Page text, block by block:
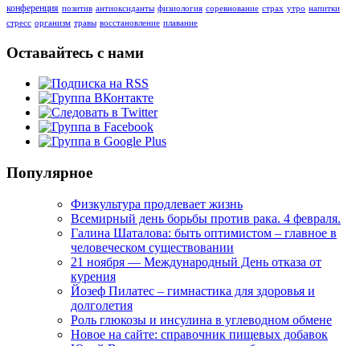
конференция позитив антиоксиданты физиология соревнование страх утро напитки
стресс организм травы восстановление плавание
Оставайтесь с нами
Популярное
Физкультура продлевает жизнь
Всемирный день борьбы против рака. 4 февраля.
Галина Шаталова: быть оптимистом – главное в
человеческом существовании
21 ноября — Международный День отказа от
курения
Йозеф Пилатес – гимнастика для здоровья и
долголетия
Роль глюкозы и инсулина в углеводном обмене
Новое на сайте: справочник пищевых добавок